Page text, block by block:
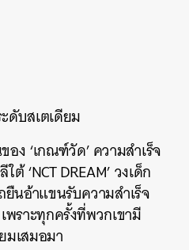
ดับสเตเดียม
ง ‘เกณฑ์วัด’ ความสำเร็จ
‘NCT DREAM’ วงเด็ก
นอ้าแขนรับความสำเร็จ
พราะทุกครั้งที่พวกเขามี
มเสมอมา